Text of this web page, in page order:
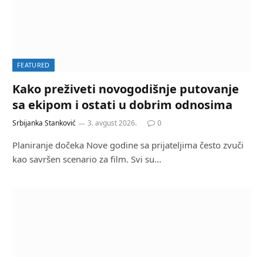
FEATURED
Kako preživeti novogodišnje putovanje
sa ekipom i ostati u dobrim odnosima
Srbijanka Stanković 3. avgust 2026. 0
Planiranje dočeka Nove godine sa prijateljima često zvuči
kao savršen scenario za film. Svi su…